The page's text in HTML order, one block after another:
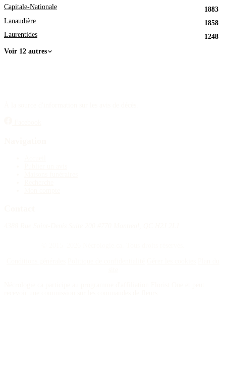
Capitale-Nationale
1883
Lanaudière
1858
Laurentides
1248
Voir 12 autres